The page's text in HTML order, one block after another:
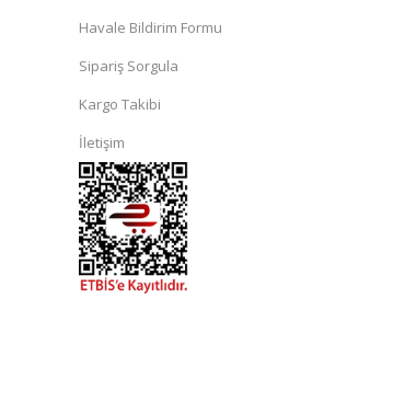
Havale Bildirim Formu
Sipariş Sorgula
Kargo Takibi
İletişim